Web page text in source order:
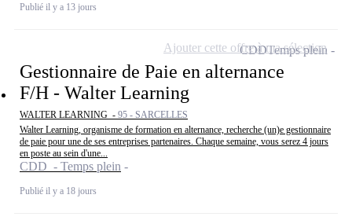
Publié il y a 13 jours
Gestionnaire de Paie en alternance
F/H - Walter Learning
WALTER LEARNING - 95 - SARCELLES
Walter Learning, organisme de formation en alternance, recherche (un)e gestionnaire
de paie pour une de ses entreprises partenaires. Chaque semaine, vous serez 4 jours
en poste au sein d'une...
CDD - Temps plein
Publié il y a 18 jours
CDDTemps plein
Ajouter cette offre à ma sélection